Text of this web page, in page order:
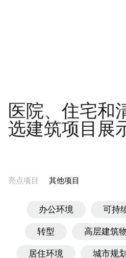
医院、住宅和
选建筑项目展
亮点项目 其他项目
办公环境 可持
转型 高层建筑物
居住环境 城市规划